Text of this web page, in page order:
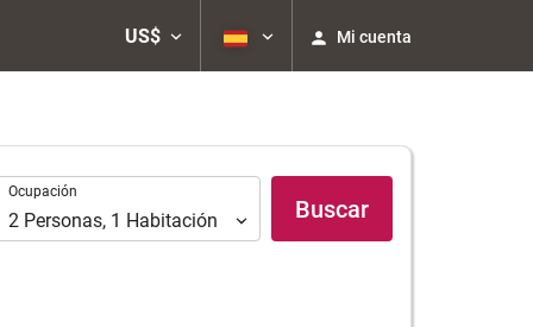
US$ Mi cuenta
Ocupación
Ocupación
2 Personas, 1 Habitación Buscar